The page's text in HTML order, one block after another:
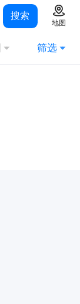
搜索
地图
筛选